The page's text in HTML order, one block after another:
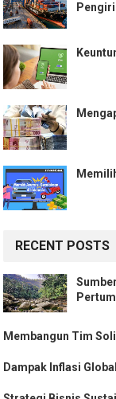
RECENT POSTS
Membangun Tim
Dampak Inflasi